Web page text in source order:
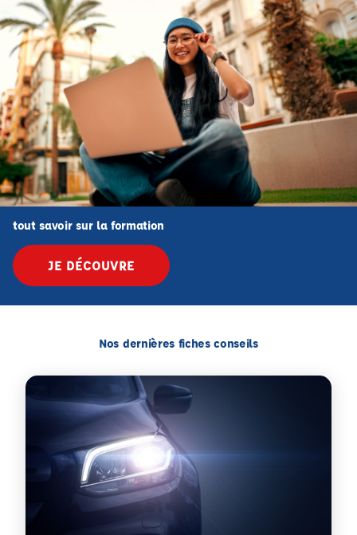
tout savoir sur la formation
JE DÉCOUVRE
Nos dernières fiches conseils